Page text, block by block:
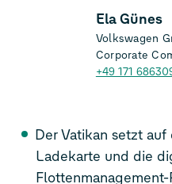
Ela Günes
Volkswagen
Corporate
+49 171
Der Vatikan setzt
Ladekarte und die